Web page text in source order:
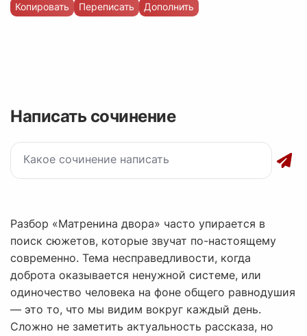
Копировать Переписать Дополнить
Написать сочинение
Разбор «Матренина двора» часто упирается в
поиск сюжетов, которые звучат по-настоящему
современно. Тема несправедливости, когда
доброта оказывается ненужной системе, или
одиночество человека на фоне общего равнодушия
— это то, что мы видим вокруг каждый день.
Сложно не заметить актуальность рассказа, но